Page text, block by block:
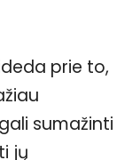
prie to,
sumažinti
jų